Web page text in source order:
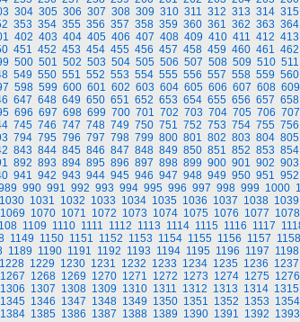
304 305 306 307 308 309 310 311 312 313 314 315
353 354 355 356 357 358 359 360 361 362 363 364
402 403 404 405 406 407 408 409 410 411 412 413
451 452 453 454 455 456 457 458 459 460 461 462
500 501 502 503 504 505 506 507 508 509 510 511
549 550 551 552 553 554 555 556 557 558 559 560
598 599 600 601 602 603 604 605 606 607 608 609
647 648 649 650 651 652 653 654 655 656 657 658
696 697 698 699 700 701 702 703 704 705 706 707
745 746 747 748 749 750 751 752 753 754 755 756
794 795 796 797 798 799 800 801 802 803 804 805
843 844 845 846 847 848 849 850 851 852 853 854
892 893 894 895 896 897 898 899 900 901 902 903
941 942 943 944 945 946 947 948 949 950 951 952
990 991 992 993 994 995 996 997 998 999 1000
1030 1031 1032 1033 1034 1035 1036 1037 1038 1039
1069 1070 1071 1072 1073 1074 1075 1076 1077 1078
1109 1110 1111 1112 1113 1114 1115 1116 1117
1149 1150 1151 1152 1153 1154 1155 1156 1157 1158
1189 1190 1191 1192 1193 1194 1195 1196 1197 1198
1228 1229 1230 1231 1232 1233 1234 1235 1236 1237
1267 1268 1269 1270 1271 1272 1273 1274 1275 1276
1306 1307 1308 1309 1310 1311 1312 1313 1314 1315
1345 1346 1347 1348 1349 1350 1351 1352 1353 1354
1384 1385 1386 1387 1388 1389 1390 1391 1392 1393